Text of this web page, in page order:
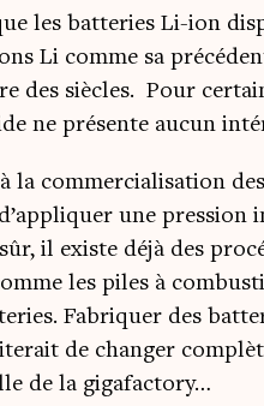
les bat­te­ries Li-ion
Li comme sa
des siècles. Pour
ne pré­sente aucun
la com­mer­cia­li­sa­tion
une
il existe déjà des
les piles à
Fabri­quer des
de chan­ger
de la gigafactory…